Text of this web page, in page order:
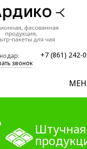
+7 (861) 242-
звонок
Штучная